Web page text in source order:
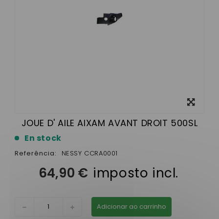
JOUE D' AILE AIXAM AVANT DROIT 500SL
En stock
Referência: NESSY CCRA0001
64,90 € imposto incl.
Adicionar ao carrinho